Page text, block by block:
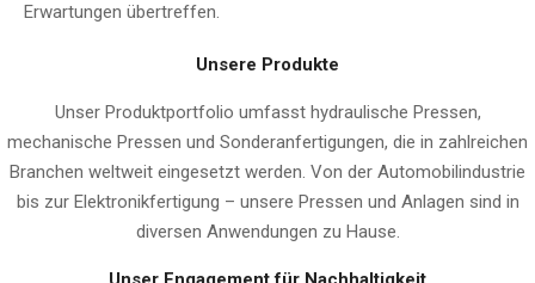
Erwartungen übertreffen.
Unsere Produkte
Unser Produktportfolio umfasst hydraulische Pressen,
mechanische Pressen und Sonderanfertigungen, die in zahlreichen
Branchen weltweit eingesetzt werden. Von der Automobilindustrie
bis zur Elektronikfertigung – unsere Pressen und Anlagen sind in
diversen Anwendungen zu Hause.